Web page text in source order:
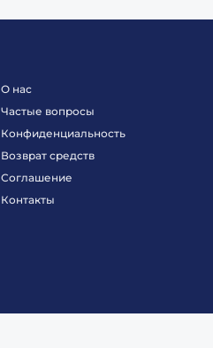
О нас
Частые вопросы
Конфиденциальность
Возврат средств
Соглашение
Контакты